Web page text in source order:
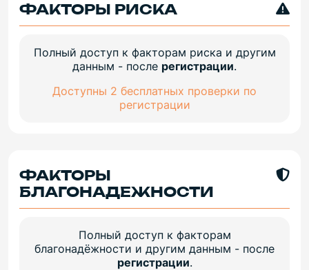
ФАКТОРЫ РИСКА
Полный доступ к факторам риска и другим
данным - после регистрации.
Доступны 2 бесплатных проверки по
регистрации
ФАКТОРЫ
БЛАГОНАДЕЖНОСТИ
Полный доступ к факторам
благонадёжности и другим данным - после
регистрации.